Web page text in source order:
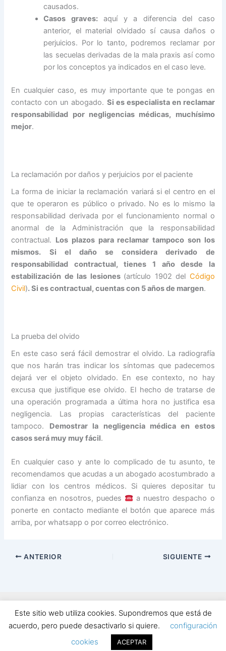
causados.
Casos graves:aquí y a diferencia del caso
anterior, el material olvidado sí causa daños o
perjuicios. Por lo tanto, podremos reclamar por
las secuelas derivadas de la mala praxis así como
por los conceptos ya indicados en el caso leve.
En cualquier caso, es muy importante que te pongas en
contacto con un abogado. Si es especialista en reclamar
responsabilidad por negligencias médicas, muchísimo
mejor.
La reclamación por daños y perjuicios por el paciente
La forma de iniciar la reclamación variará si el centro en el
que te operaron es público o privado. No es lo mismo la
responsabilidad derivada por el funcionamiento normal o
anormal de la Administración que la responsabilidad
contractual. Los plazos para reclamar tampoco son los
mismos. Si el daño se considera derivado de
responsabilidad contractual, tienes 1 año desde la
estabilización de las lesiones (artículo 1902 del Código
Civil). Si es contractual, cuentas con 5 años de margen.
La prueba del olvido
En este caso será fácil demostrar el olvido. La radiografía
que nos harán tras indicar los síntomas que padecemos
dejará ver el objeto olvidado. En ese contexto, no hay
excusa que justifique ese olvido. El hecho de tratarse de
una operación programada a última hora no justifica esa
negligencia. Las propias características del paciente
tampoco. Demostrar la negligencia médica en estos
casos será muy muy fácil.
En cualquier caso y ante lo complicado de tu asunto, te
recomendamos que acudas a un abogado acostumbrado a
lidiar con los centros médicos. Si quieres depositar tu
confianza en nosotros, puedes
a nuestro despacho o
ponerte en contacto mediante el botón que aparece más
arriba, por whatsapp o por correo electrónico.
ANTERIOR SIGUIENTE
Todos los derechos © 2026 | Tot Dret Advocats | Abogados en
Barcelona
Este sitio web utiliza cookies. Supondremos que está de
acuerdo, pero puede desactivarlo si quiere.
configuración
cookies
ACEPTAR